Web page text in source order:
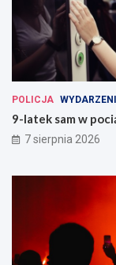
POLICJA
9-latek sam w
7 sierpnia 2026